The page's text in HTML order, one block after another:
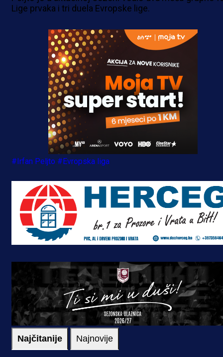
Lige prvaka i tri duela Evropske lige.
#Irfan Peljto #Evropska liga
Najčitanije Najnovije